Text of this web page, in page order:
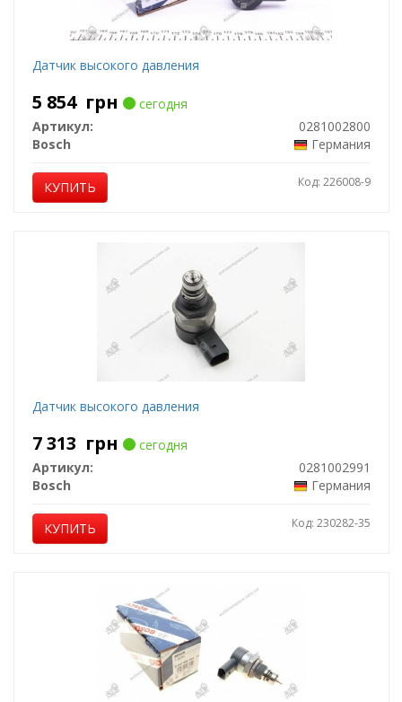
Датчик высокого давления
5 854 грн
сегодня
Артикул:
0281002800
Bosch
Германия
КУПИТЬ Код: 226008-9
Датчик высокого давления
7 313 грн
сегодня
Артикул:
0281002991
Bosch
Германия
КУПИТЬ Код: 230282-35